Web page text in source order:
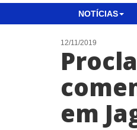
NOTÍCIAS
12/11/2019
em